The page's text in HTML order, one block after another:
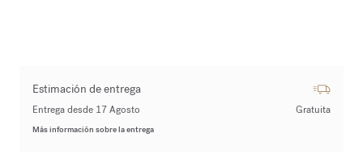
Estimación de entrega
Entrega desde 17 Agosto Gratuita
Más información sobre la entrega